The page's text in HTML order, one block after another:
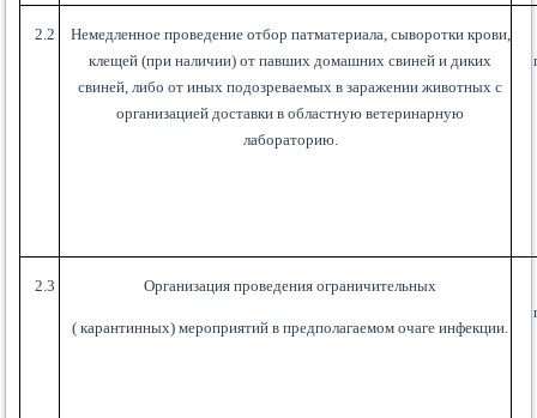
2.2
Немедленное проведение отбор патматериала, сыворотки крови,
клещей (при наличии) от павших домашних свиней и диких
свиней, либо от иных подозреваемых в заражении животных с
организацией доставки в областную ветеринарную
лабораторию.
2.3 Организация проведения ограничительных
( карантинных) мероприятий в предполагаемом очаге инфекции.